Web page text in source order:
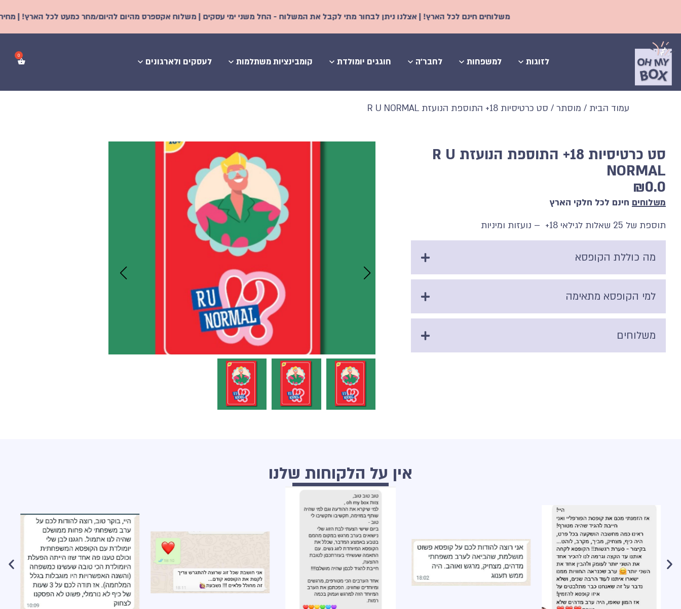
משלוחים חינם לכל הארץ! | אצלנו ניתן לבחור מתי לקבל את המשלוח - החל משני ימי עסקים | משלוח אקספרס מהיום להיום/מחר כמעט לכל הארץ! | מחירים מיוחדים
לזוגות למשפחות לחבר'ה חוגגים יומולדת קומבינציות משתלמות לעסקים ולארגונים
עמוד הבית / מוסתר / סט כרטיסיות 18+ התוספת הנועזת R U NORMAL
סט כרטיסיות 18+ התוספת הנועזת R U
NORMAL
₪0.0
משלוחים חינם לכל חלקי הארץ
תוספת של 25 שאלות לגילאי 18+ – נועזות ומיניות
מה כוללת הקופסא
למי הקופסא מתאימה
משלוחים
אין על הלקוחות שלנו